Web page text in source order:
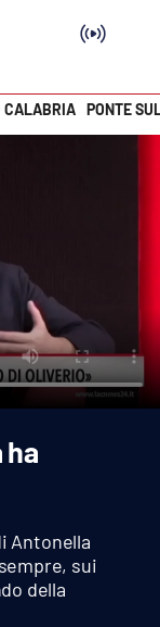
CALABRIA PONTE
ha
Antonella
sui
della